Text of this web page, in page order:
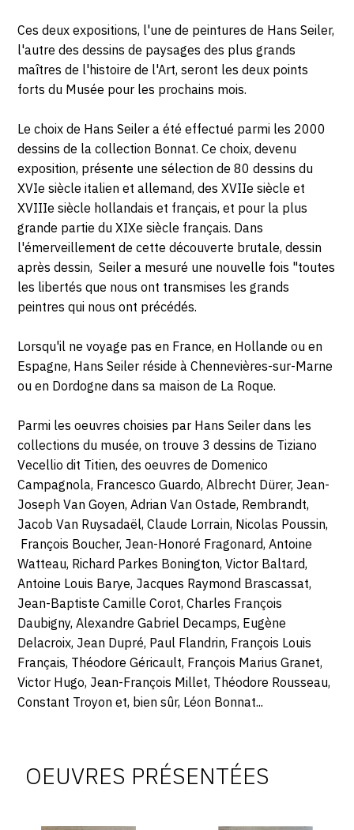
SEPTEMBRE
1986
Ces deux expositions, l'une de peintures de Hans Seiler,
l'autre des dessins de paysages des plus grands
maîtres de l'histoire de l'Art, seront les deux points
forts du Musée pour les prochains mois.
Le choix de Hans Seiler a été effectué parmi les 2000
dessins de la collection Bonnat. Ce choix, devenu
exposition, présente une sélection de 80 dessins du
XVIe siècle italien et allemand, des XVIIe siècle et
XVIIIe siècle hollandais et français, et pour la plus
grande partie du XIXe siècle français. Dans
l'émerveillement de cette découverte brutale, dessin
après dessin, Seiler a mesuré une nouvelle fois "toutes
les libertés que nous ont transmises les grands
peintres qui nous ont précédés.
Lorsqu'il ne voyage pas en France, en Hollande ou en
Espagne, Hans Seiler réside à Chennevières-sur-Marne
ou en Dordogne dans sa maison de La Roque.
Parmi les oeuvres choisies par Hans Seiler dans les
collections du musée, on trouve 3 dessins de Tiziano
Vecellio dit Titien, des oeuvres de Domenico
Campagnola, Francesco Guardo, Albrecht Dürer, Jean-
Joseph Van Goyen, Adrian Van Ostade, Rembrandt,
Jacob Van Ruysadaël, Claude Lorrain, Nicolas Poussin,
François Boucher, Jean-Honoré Fragonard, Antoine
Watteau, Richard Parkes Bonington, Victor Baltard,
Antoine Louis Barye, Jacques Raymond Brascassat,
Jean-Baptiste Camille Corot, Charles François
Daubigny, Alexandre Gabriel Decamps, Eugène
Delacroix, Jean Dupré, Paul Flandrin, François Louis
Français, Théodore Géricault, François Marius Granet,
Victor Hugo, Jean-François Millet, Théodore Rousseau,
Constant Troyon et, bien sûr, Léon Bonnat...
vendreOEUVRES PRÉSENTÉES